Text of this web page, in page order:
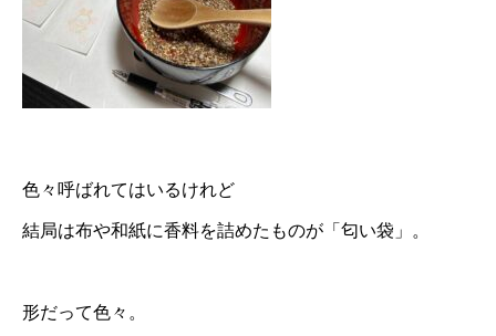
色々呼ばれてはいるけれど
結局は布や和紙に香料を詰めたものが「匂い袋」。
形だって色々。